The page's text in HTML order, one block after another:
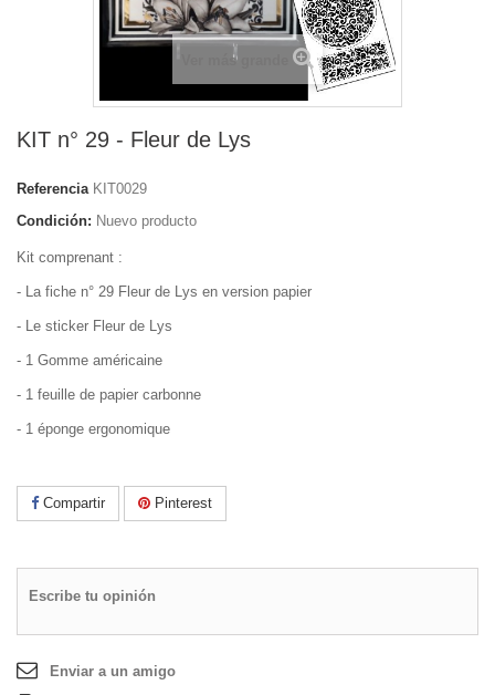
Ver más grande
KIT n° 29 - Fleur de Lys
Referencia KIT0029
Condición: Nuevo producto
Kit comprenant :
- La fiche n° 29 Fleur de Lys en version papier
- Le sticker Fleur de Lys
- 1 Gomme américaine
- 1 feuille de papier carbonne
- 1 éponge ergonomique
Compartir Pinterest
Escribe tu opinión
Enviar a un amigo